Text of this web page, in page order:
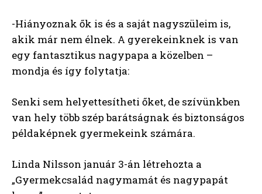
-Hiányoznak ők is és a saját nagyszüleim is,
akik már nem élnek. A gyerekeinknek is van
egy fantasztikus nagypapa a közelben –
mondja és így folytatja:
Senki sem helyettesítheti őket, de szívünkben
van hely több szép barátságnak és biztonságos
példaképnek gyermekeink számára.
Linda Nilsson január 3-án létrehozta a
„Gyermekcsalád nagymamát és nagypapát